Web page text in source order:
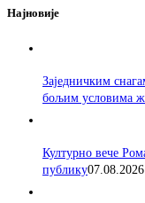
Најновије
Заједничким
бољим условима
Културно вече
публику07.08.2026